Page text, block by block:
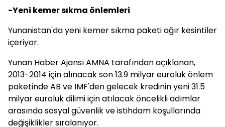
-Yeni kemer sıkma önlemleri
Yunanistan'da yeni kemer sıkma paketi ağır kesintiler
içeriyor.
Yunan Haber Ajansı AMNA tarafından açıklanan,
2013-2014 için alınacak son 13.9 milyar euroluk önlem
paketinde AB ve IMF'den gelecek kredinin yeni 31.5
milyar euroluk dilimi için atılacak öncelikli adımlar
arasında sosyal güvenlik ve istihdam koşullarında
değişiklikler sıralanıyor.